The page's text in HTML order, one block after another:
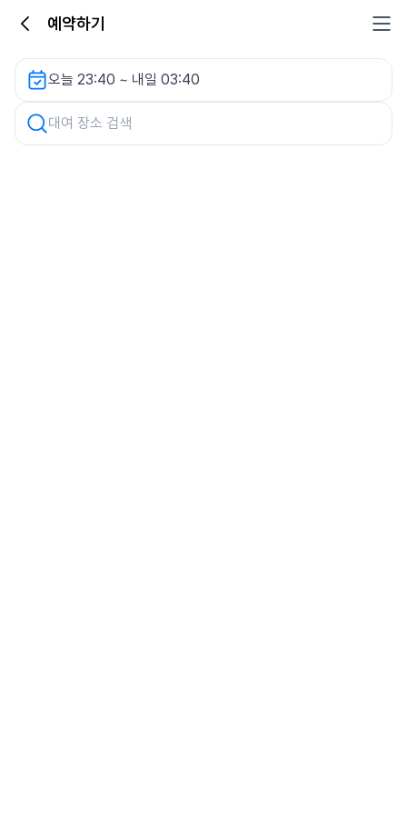
예약하기
오늘 23:40 ~ 내일 03:40
W파크타워 주차장 렌터카